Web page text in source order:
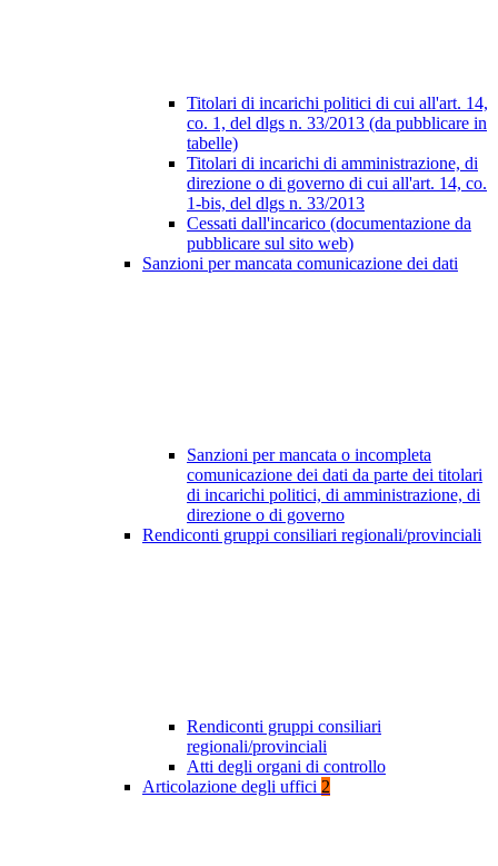
Titolari di incarichi politici di cui all'art. 14,
co. 1, del dlgs n. 33/2013 (da pubblicare in
tabelle)
Titolari di incarichi di amministrazione, di
direzione o di governo di cui all'art. 14, co.
1-bis, del dlgs n. 33/2013
Cessati dall'incarico (documentazione da
pubblicare sul sito web)
Sanzioni per mancata comunicazione dei dati
Sanzioni per mancata o incompleta
comunicazione dei dati da parte dei titolari
di incarichi politici, di amministrazione, di
direzione o di governo
Rendiconti gruppi consiliari regionali/provinciali
Rendiconti gruppi consiliari
regionali/provinciali
Atti degli organi di controllo
Articolazione degli uffici 2